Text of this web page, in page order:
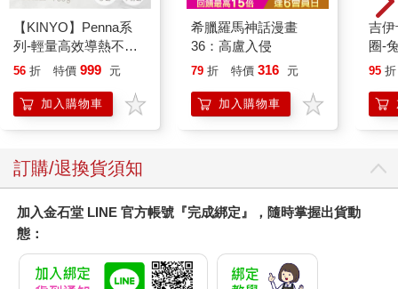
【KINYO】Penna系
列-輕量高效導熱不沾
平煎鍋30cm
56 折 特價 999 元
加入購物車
希臘羅馬神話漫畫
36：高盧入侵
79 折 特價 316 元
加入購物車
吉伊卡哇
圈-
95 折
訂購/退換貨須知
加入金石堂 LINE 官方帳號『完成綁定』，隨時掌握出貨動
態：